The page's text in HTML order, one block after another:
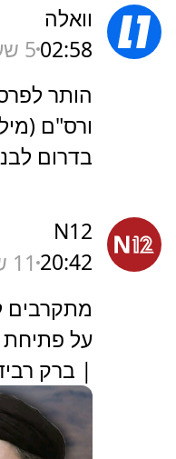
וואלה
02:585 שעות
הותר
ורס"ם
בדרום
N12
20:42 11 שעות
על פתיחת
| ברק